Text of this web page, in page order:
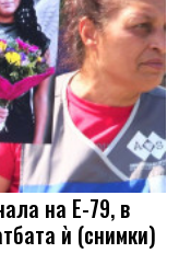
на Е-79, в
ѝ (снимки)